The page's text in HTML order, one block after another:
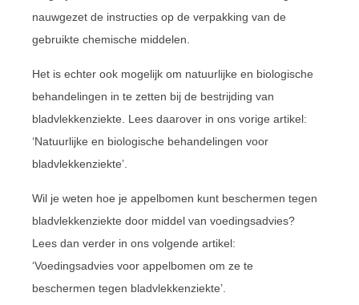
nauwgezet de instructies op de verpakking van de
gebruikte chemische middelen.
Het is echter ook mogelijk om natuurlijke en biologische
behandelingen in te zetten bij de bestrijding van
bladvlekkenziekte. Lees daarover in ons vorige artikel:
‘Natuurlijke en biologische behandelingen voor
bladvlekkenziekte’.
Wil je weten hoe je appelbomen kunt beschermen tegen
bladvlekkenziekte door middel van voedingsadvies?
Lees dan verder in ons volgende artikel:
‘Voedingsadvies voor appelbomen om ze te
beschermen tegen bladvlekkenziekte’.